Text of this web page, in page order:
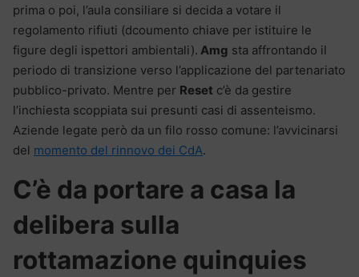
prima o poi, l’aula consiliare si decida a votare il
regolamento rifiuti (dcoumento chiave per istituire le
figure degli ispettori ambientali). Amg sta affrontando il
periodo di transizione verso l’applicazione del partenariato
pubblico-privato. Mentre per Reset c’è da gestire
l’inchiesta scoppiata sui presunti casi di assenteismo.
Aziende legate però da un filo rosso comune: l’avvicinarsi
del momento del rinnovo dei CdA.
C’è da portare a casa la
delibera sulla
rottamazione quinquies